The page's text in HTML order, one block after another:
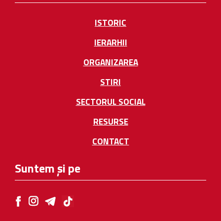
ISTORIC
IERARHII
ORGANIZAREA
STIRI
SECTORUL SOCIAL
RESURSE
CONTACT
Suntem și pe